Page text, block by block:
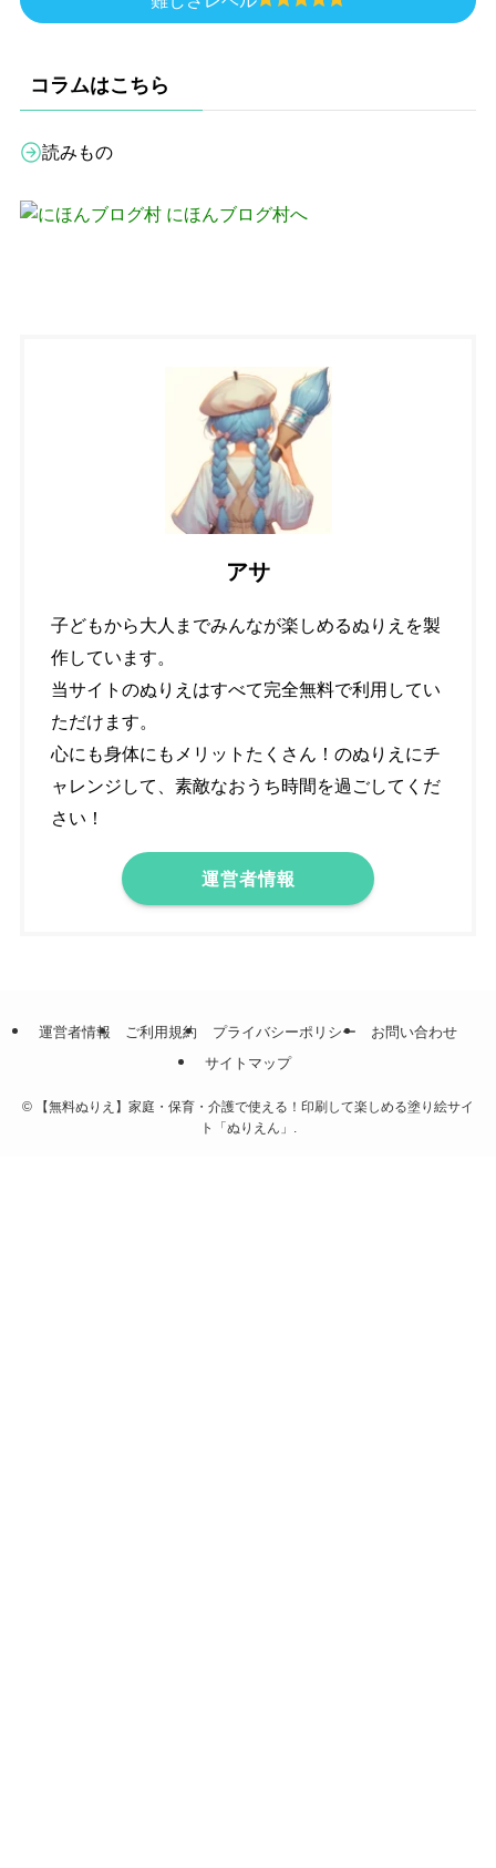
コラムはこちら
読みもの
アサ
子どもから大人までみんなが楽しめるぬりえを製
作しています。
当サイトのぬりえはすべて完全無料で利用してい
ただけます。
心にも身体にもメリットたくさん！のぬりえにチ
ャレンジして、素敵なおうち時間を過ごしてくだ
さい！
運営者情報
運営者情報 ご利用規約 プライバシーポリシー
お問い合わせ
サイトマップ
© 【無料ぬりえ】家庭・保育・介護で使える！印刷して楽しめる塗り絵サイ
ト「ぬりえん」.